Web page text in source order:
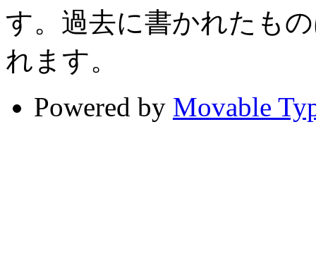
す。過去に書かれたも
れます。
Powered by Movable